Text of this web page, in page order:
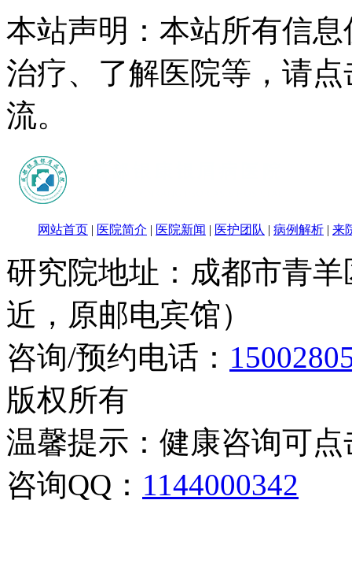
本站声明：本站所有信
治疗、了解医院等，请
流。
网站首页 | 医院简介 | 医院新闻 | 医护团队 | 病例解析 | 来
研究院地址：成都市青
近，原邮电宾馆）
咨询/预约电话：
版权所有
温馨提示：健康咨询可
咨询QQ： 1144000342